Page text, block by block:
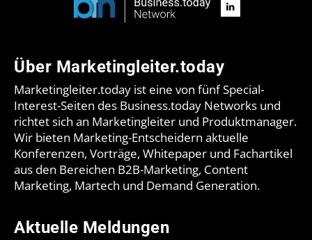
Über Marketingleiter.today
Marketingleiter.today ist eine von fünf Special-
Interest-Seiten des Business.today Networks und
richtet sich an Marketingleiter und Produktmanager.
Wir bieten Marketing-Entscheidern aktuelle
Konferenzen, Vorträge, Whitepaper und Fachartikel
aus den Bereichen B2B-Marketing, Content
Marketing, Martech und Demand Generation.
Aktuelle Meldungen